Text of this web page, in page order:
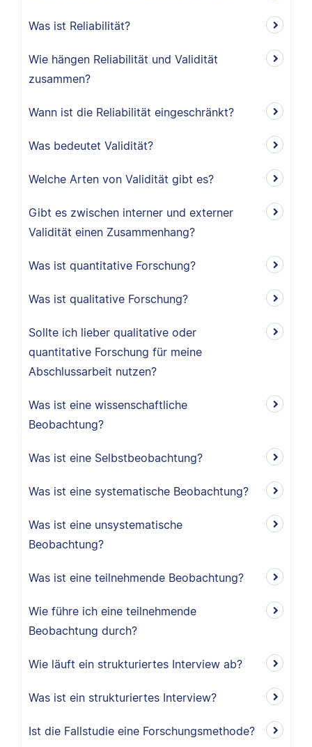
Was ist Reliabilität?
Wie hängen Reliabilität und Validität
zusammen?
Wann ist die Reliabilität eingeschränkt?
Was bedeutet Validität?
Welche Arten von Validität gibt es?
Gibt es zwischen interner und externer
Validität einen Zusammenhang?
Was ist quantitative Forschung?
Was ist qualitative Forschung?
Sollte ich lieber qualitative oder
quantitative Forschung für meine
Abschlussarbeit nutzen?
Was ist eine wissenschaftliche
Beobachtung?
Was ist eine Selbstbeobachtung?
Was ist eine systematische Beobachtung?
Was ist eine unsystematische
Beobachtung?
Was ist eine teilnehmende Beobachtung?
Wie führe ich eine teilnehmende
Beobachtung durch?
Wie läuft ein strukturiertes Interview ab?
Was ist ein strukturiertes Interview?
Ist die Fallstudie eine Forschungsmethode?